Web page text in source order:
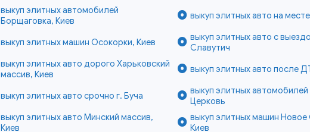
выкуп элитных автомобилей
Борщаговка, Киев
выкуп элитных авто на
выкуп элитных машин Осокорки, Киев
выкуп элитных авто с
Славутич
выкуп элитных авто дорого Харьковский
массив, Киев
выкуп элитных авто после
выкуп элитных авто срочно г. Буча
выкуп элитных автомобилей
Церковь
выкуп элитных авто Минский массив,
Киев
выкуп элитных машин
Киев